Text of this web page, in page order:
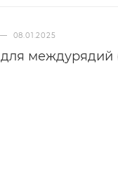
— 08.01.2025
для